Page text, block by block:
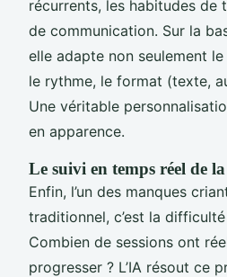
récurrents, les habitudes de
de communication. Sur la
elle adapte non seulement
le rythme, le format (texte,
Une véritable
en apparence.
Le suivi en temps réel de
Enfin, l’un des manques
traditionnel, c’est la
Combien de sessions ont
progresser ? L’IA résout ce